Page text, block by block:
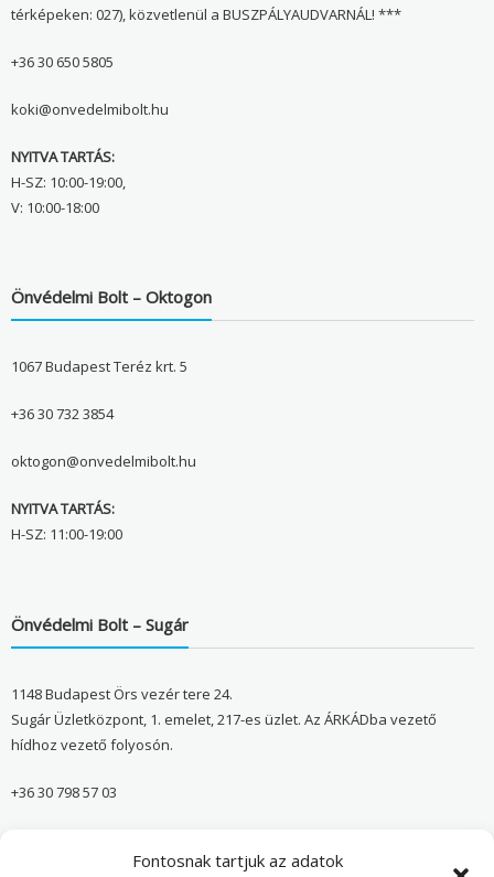
Fontosnak tartjuk az adatok
térképeken: 027), közvetlenül a BUSZPÁLYAUDVARNÁL! ***
+36 30 650 5805
koki@onvedelmibolt.hu
NYITVA TARTÁS:
H-SZ: 10:00-19:00,
V: 10:00-18:00
Önvédelmi Bolt – Oktogon
1067 Budapest Teréz krt. 5
+36 30 732 3854
oktogon@onvedelmibolt.hu
NYITVA TARTÁS:
H-SZ: 11:00-19:00
Önvédelmi Bolt – Sugár
1148 Budapest Örs vezér tere 24.
Sugár Üzletközpont, 1. emelet, 217-es üzlet. Az ÁRKÁDba vezető
hídhoz vezető folyosón.
+36 30 798 57 03